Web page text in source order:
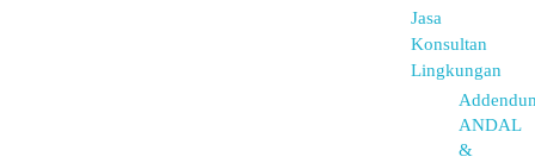
Jasa
Konsultan
Lingkungan
ANDAL
&